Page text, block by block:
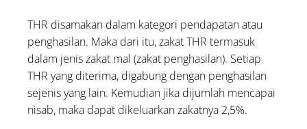
THR disamakan dalam kategori pendapatan atau
penghasilan. Maka dari itu, zakat THR termasuk
dalam jenis zakat mal (zakat penghasilan). Setiap
THR yang diterima, digabung dengan penghasilan
sejenis yang lain. Kemudian jika dijumlah mencapai
nisab, maka dapat dikeluarkan zakatnya 2,5%.